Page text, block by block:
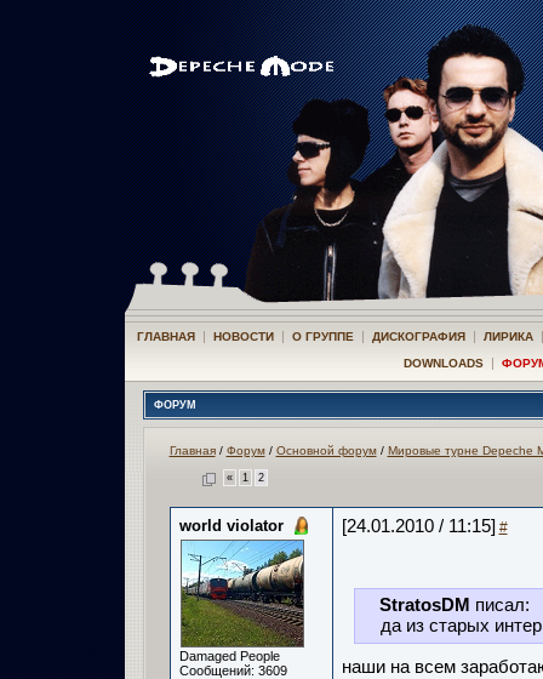
ГЛАВНАЯ | НОВОСТИ | О ГРУППЕ | ДИСКОГРАФИЯ | ЛИРИКА
DOWNLOADS |
ФОРУМ
Главная/ Форум/ Основной форум/ Мировые турне Depeche
« 1 2
world violator
Damaged People
Сообщений: 3609
[24.01.2010 / 11:15] #
StratosDM писал:
да из старых
наши на всем